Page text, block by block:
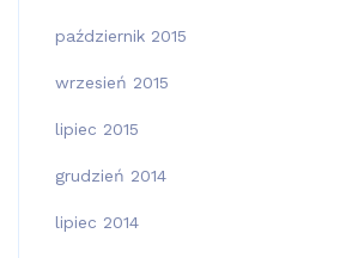
październik 2015
wrzesień 2015
lipiec 2015
grudzień 2014
lipiec 2014